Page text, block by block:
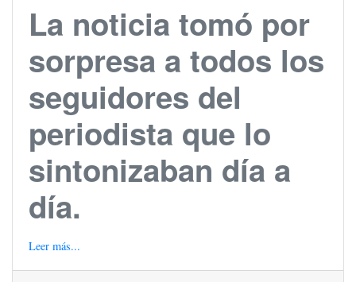
La noticia tomó por
sorpresa a todos los
seguidores del
periodista que lo
sintonizaban día a
día.
Leer más...